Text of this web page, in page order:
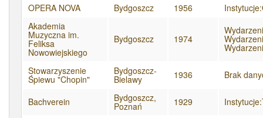
ATRYBUTY
OPERA NOVA Bydgoszcz 1956
Akademia
Muzyczna im.
Feliksa
Nowowiejskiego
Bydgoszcz 1974
Stowarzyszenie
Śpiewu "Chopin"
Bydgoszcz-
Bielawy 1936 Brak
Bachverein Bydgoszcz,
Poznań 1929